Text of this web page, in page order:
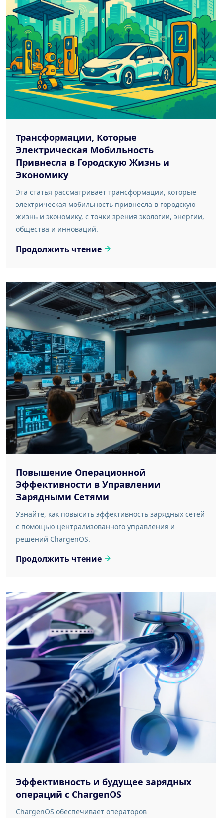
Трансформации, Которые
Электрическая Мобильность
Привнесла в Городскую Жизнь и
Экономику
Эта статья рассматривает трансформации, которые
электрическая мобильность привнесла в городскую
жизнь и экономику, с точки зрения экологии, энергии,
общества и инноваций.
Продолжить чтение
Повышение Операционной
Эффективности в Управлении
Зарядными Сетями
Узнайте, как повысить эффективность зарядных сетей
с помощью централизованного управления и
решений ChargenOS.
Продолжить чтение
Эффективность и будущее зарядных
операций с ChargenOS
ChargenOS обеспечивает операторов